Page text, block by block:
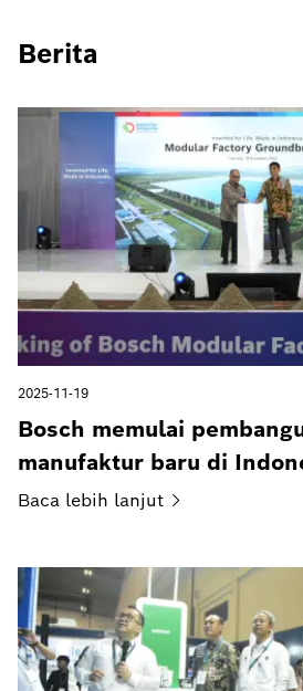
Berita
2025-11-19
Bosch memulai
manufaktur baru di
Baca lebih lanjut